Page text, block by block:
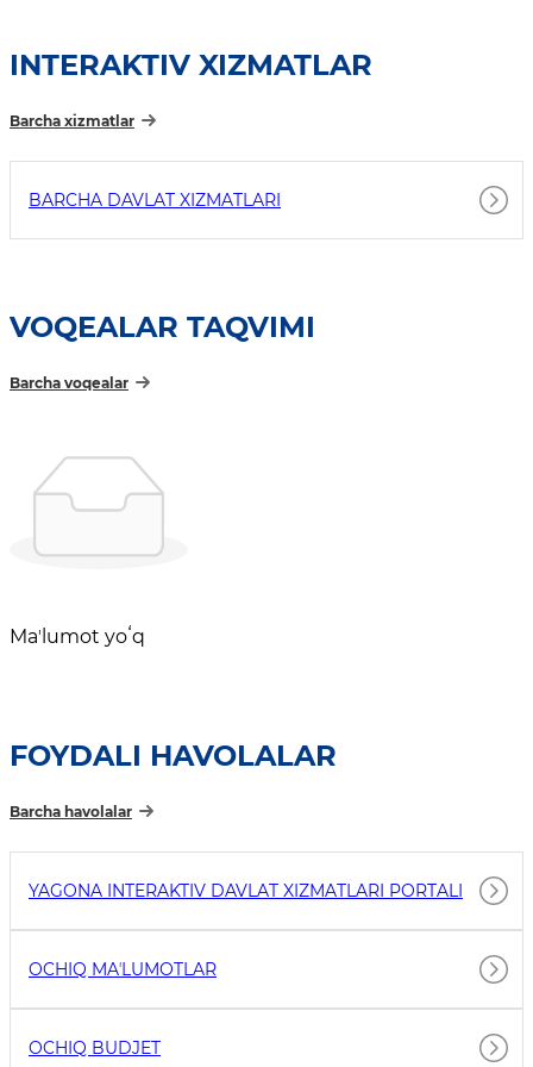
INTERAKTIV XIZMATLAR
Barcha xizmatlar
BARCHA DAVLAT XIZMATLARI
VOQEALAR TAQVIMI
Barcha voqealar
Maʼlumot yoʻq
FOYDALI HAVOLALAR
Barcha havolalar
YAGONA INTERAKTIV DAVLAT XIZMATLARI PORTALI
OCHIQ MAʼLUMOTLAR
OCHIQ BUDJET